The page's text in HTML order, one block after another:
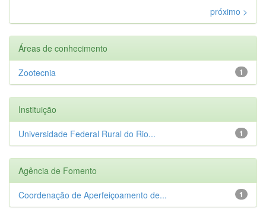
próximo >
Áreas de conhecimento
1
Zootecnia
Instituição
1
Universidade Federal Rural do Rio...
Agência de Fomento
1
Coordenação de Aperfeiçoamento de...